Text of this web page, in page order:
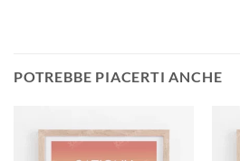
POTREBBE PIACERTI ANCHE